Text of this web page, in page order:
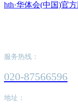
hth·华体会(中国)官
服务热线：
020-87566596
地址：